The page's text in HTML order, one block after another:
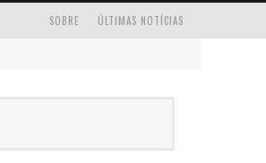
ÚLTIMAS NOTÍCIAS
SOBRE